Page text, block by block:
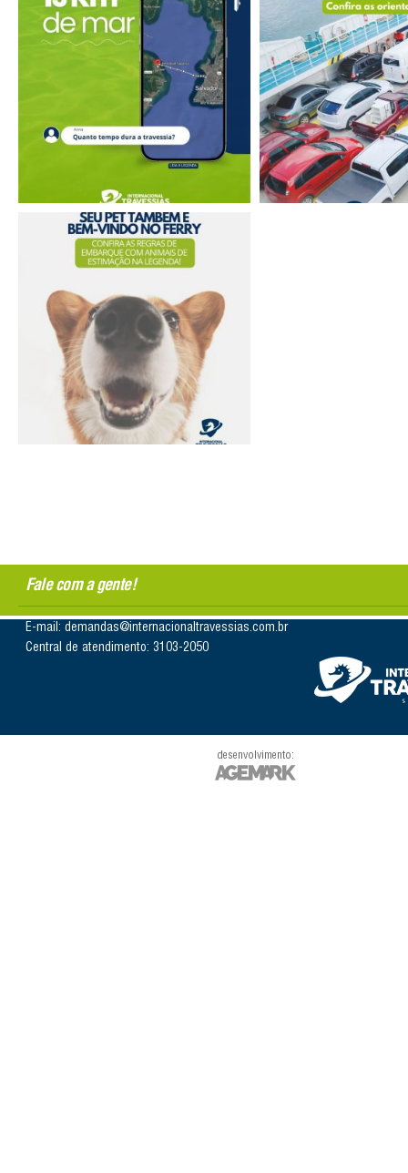
Fale com a gente!
E-mail: demandas@internacionaltravessias.com.br
Central de atendimento: 3103-2050
desenvolvimento: